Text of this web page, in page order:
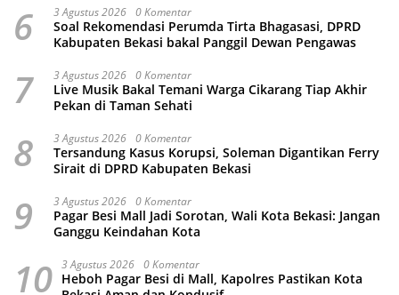
6 3 Agustus 2026 0 Komentar
Soal Rekomendasi Perumda Tirta Bhagasasi, DPRD
Kabupaten Bekasi bakal Panggil Dewan Pengawas
7 3 Agustus 2026 0 Komentar
Live Musik Bakal Temani Warga Cikarang Tiap Akhir
Pekan di Taman Sehati
8 3 Agustus 2026 0 Komentar
Tersandung Kasus Korupsi, Soleman Digantikan Ferry
Sirait di DPRD Kabupaten Bekasi
9 3 Agustus 2026 0 Komentar
Pagar Besi Mall Jadi Sorotan, Wali Kota Bekasi: Jangan
Ganggu Keindahan Kota
10 3 Agustus 2026 0 Komentar
Heboh Pagar Besi di Mall, Kapolres Pastikan Kota